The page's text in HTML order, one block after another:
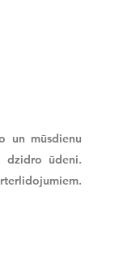
un mūsdienu
dzidro ūdeni.